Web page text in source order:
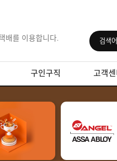
배를 이용합니다.
구인구직 고객